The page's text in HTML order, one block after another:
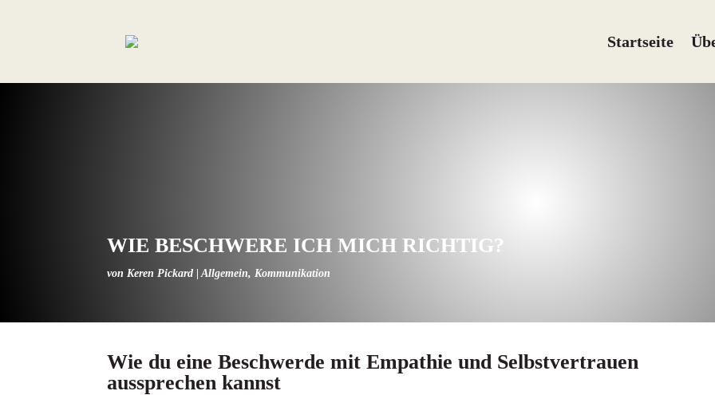
Startseite
WIE BESCHWERE ICH MICH RICHTIG?
von Keren Pickard |Allgemein, Kommunikation
Wie du eine Beschwerde mit Empathie und Selbstvertrauen
aussprechen kannst